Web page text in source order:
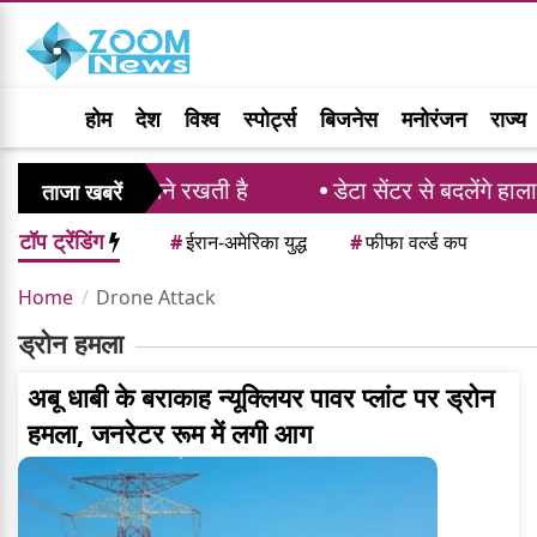
होम देश विश्व स्पोर्ट्स बिजनेस मनोरंजन राज्य
ताजा खबरें
प्रतिभा मायने रखती है डेटा सेंटर से बदलेंगे
टॉप ट्रेंडिंग #ईरान-अमेरिका युद्ध #फीफा वर्ल्ड कप
Home Drone Attack
ड्रोन हमला
अबू धाबी के बराकाह न्यूक्लियर पावर प्लांट पर ड्रोन
हमला, जनरेटर रूम में लगी आग